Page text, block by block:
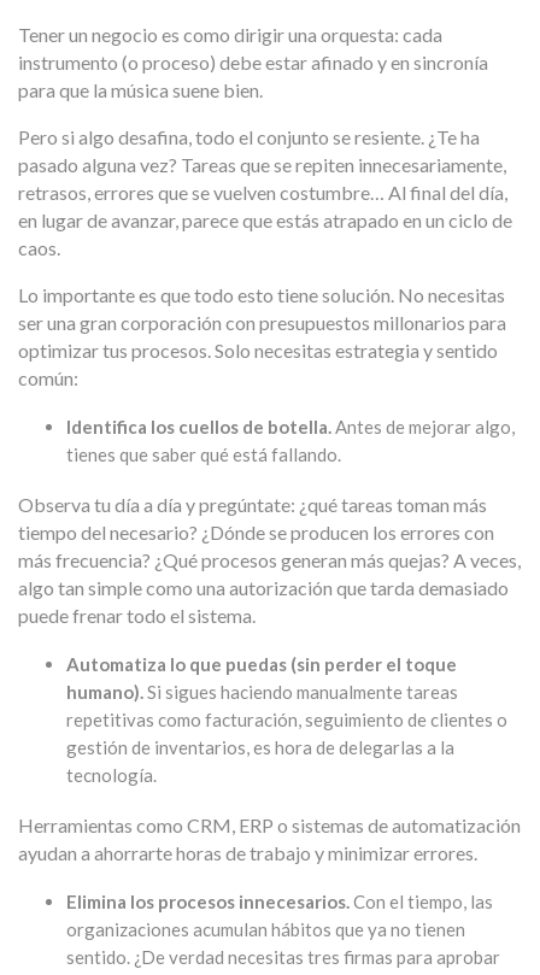
Tener un negocio es como dirigir una orquesta: cada
instrumento (o proceso) debe estar afinado y en sincronía
para que la música suene bien.
Pero si algo desafina, todo el conjunto se resiente. ¿Te ha
pasado alguna vez? Tareas que se repiten innecesariamente,
retrasos, errores que se vuelven costumbre… Al final del día,
en lugar de avanzar, parece que estás atrapado en un ciclo de
caos.
Lo importante es que todo esto tiene solución. No necesitas
ser una gran corporación con presupuestos millonarios para
optimizar tus procesos. Solo necesitas estrategia y sentido
común:
Identifica los cuellos de botella.Antes de mejorar algo,
tienes que saber qué está fallando.
Observa tu día a día y pregúntate: ¿qué tareas toman más
tiempo del necesario? ¿Dónde se producen los errores con
más frecuencia? ¿Qué procesos generan más quejas? A veces,
algo tan simple como una autorización que tarda demasiado
puede frenar todo el sistema.
Automatiza lo que puedas (sin perder el toque
humano).Si sigues haciendo manualmente tareas
repetitivas como facturación, seguimiento de clientes o
gestión de inventarios, es hora de delegarlas a la
tecnología.
Herramientas como CRM, ERP o sistemas de automatización
ayudan a ahorrarte horas de trabajo y minimizar errores.
Elimina los procesos innecesarios.Con el tiempo, las
organizaciones acumulan hábitos que ya no tienen
sentido. ¿De verdad necesitas tres firmas para aprobar